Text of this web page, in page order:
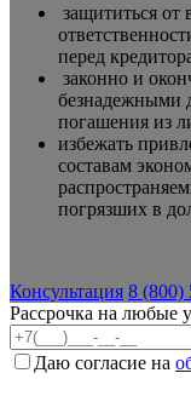
защититься от
перед
законно и
безнадежными
погашения из
избежать
составам
погрязших в
Консультация 8 (800)
Рассрочка на любые
Даю согласие на